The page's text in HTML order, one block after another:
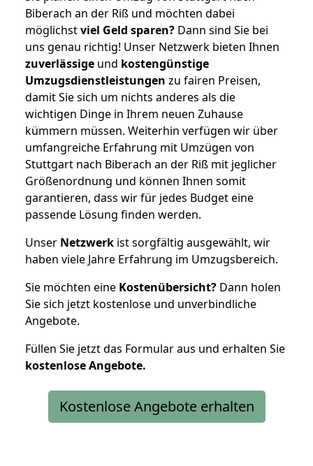
Biberach an der Riß und möchten dabei
möglichstviel Geld sparen? Dann sind Sie bei
uns genau richtig! Unser Netzwerk bieten Ihnen
zuverlässige und kostengünstige
Umzugsdienstleistungen zu fairen Preisen,
damit Sie sich um nichts anderes als die
wichtigen Dinge in Ihrem neuen Zuhause
kümmern müssen. Weiterhin verfügen wir über
umfangreiche Erfahrung mit Umzügen von
Stuttgart nach Biberach an der Riß mit jeglicher
Größenordnung und können Ihnen somit
garantieren, dass wir für jedes Budget eine
passende Lösung finden werden.
Unser Netzwerk ist sorgfältig ausgewählt, wir
haben viele Jahre Erfahrung im Umzugsbereich.
Sie möchten eine Kostenübersicht? Dann holen
Sie sich jetzt kostenlose und unverbindliche
Angebote.
Füllen Sie jetzt das Formular aus und erhalten Sie
kostenloseAngebote.
Kostenlose Angebote erhalten